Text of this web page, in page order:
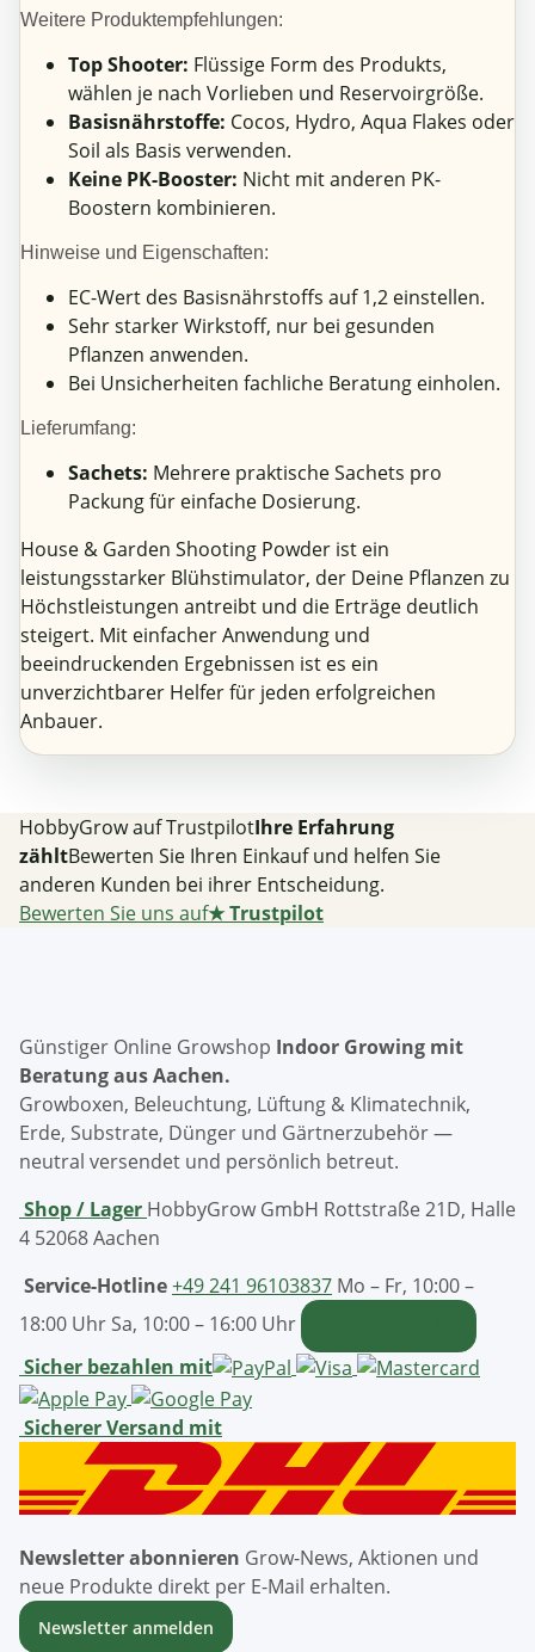
Weitere Produktempfehlungen:
Top Shooter: Flüssige Form des Produkts,
wählen je nach Vorlieben und Reservoirgröße.
Basisnährstoffe: Cocos, Hydro, Aqua Flakes oder
Soil als Basis verwenden.
Keine PK-Booster: Nicht mit anderen PK-
Boostern kombinieren.
Hinweise und Eigenschaften:
EC-Wert des Basisnährstoffs auf 1,2 einstellen.
Sehr starker Wirkstoff, nur bei gesunden
Pflanzen anwenden.
Bei Unsicherheiten fachliche Beratung einholen.
Lieferumfang:
Sachets: Mehrere praktische Sachets pro
Packung für einfache Dosierung.
House & Garden Shooting Powder ist ein
leistungsstarker Blühstimulator, der Deine Pflanzen zu
Höchstleistungen antreibt und die Erträge deutlich
steigert. Mit einfacher Anwendung und
beeindruckenden Ergebnissen ist es ein
unverzichtbarer Helfer für jeden erfolgreichen
Anbauer.
HobbyGrow auf TrustpilotIhre Erfahrung
zähltBewerten Sie Ihren Einkauf und helfen Sie
anderen Kunden bei ihrer Entscheidung.
Bewerten Sie uns auf★Trustpilot
Günstiger Online Growshop Indoor Growing mit
Beratung aus Aachen.
Growboxen, Beleuchtung, Lüftung & Klimatechnik,
Erde, Substrate, Dünger und Gärtnerzubehör —
neutral versendet und persönlich betreut.
Shop / Lager HobbyGrow GmbH Rottstraße 21D, Halle
4 52068 Aachen
Service-Hotline+49 241 96103837 Mo – Fr, 10:00 –
18:00 Uhr Sa, 10:00 – 16:00 Uhr
Sicher bezahlen mit
Sicherer Versand mit
Newsletter abonnieren Grow-News, Aktionen und
neue Produkte direkt per E-Mail erhalten.
Newsletter anmelden